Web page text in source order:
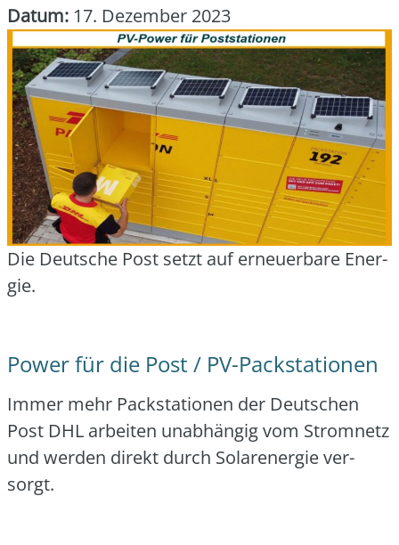
Datum: 17. Dezember 2023
Die Deut­sche Post setzt auf erneu­er­ba­re Ener­
gie.
Power für die Post / PV-Packstationen
Immer mehr Pack­sta­tio­nen der Deut­schen
Post DHL arbei­ten unab­hän­gig vom Strom­netz
und wer­den direkt durch Solar­ener­gie ver­
sorgt.